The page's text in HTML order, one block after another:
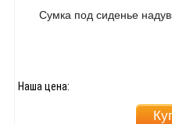
Сумка под сиденье
Наша цена: